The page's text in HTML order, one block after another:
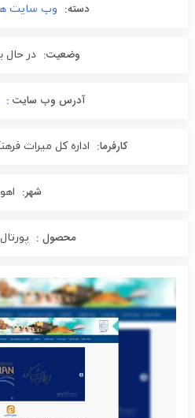
دسته: وب سایت های
وضعیت: در حال بهره
آدرس وب سایت :
کارفرما: اداره کل میراث
شهر: اهواز
محصول : پورتال